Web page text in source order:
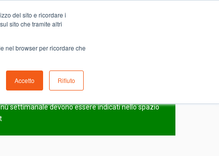
del sito e ricordare i
sito che tramite altri
nel browser per ricordare che
Accetto Rifiuto
Serve aiuto?
settimanale devono essere indicati nello spazio